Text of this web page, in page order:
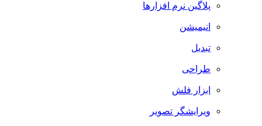
پلاگین نرم افزارها
انیمیشن
تبدیل
طراحی
ابزار فلش
ویرایشگر تصویر